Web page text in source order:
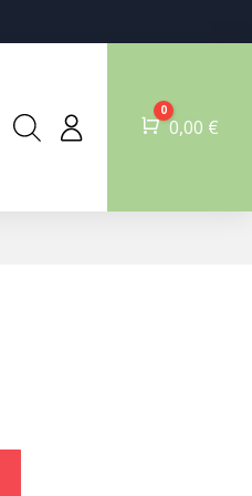
Panier
0
0,00 €